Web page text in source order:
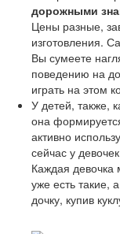
дорожными
Цены разные,
изготовления.
Вы сумеете
поведению на
играть на этом
У детей, также,
она
активно
сейчас у
Каждая девочка
уже есть такие,
дочку, купив